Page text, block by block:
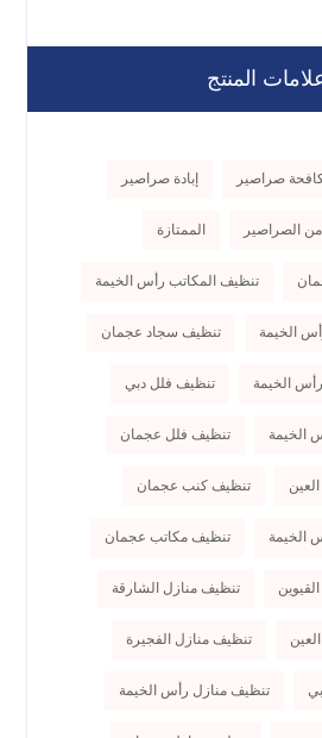
المنتج
صراصير إبادة صراصير
الصراصير الممتازة
تنظيف المكاتب رأس الخيمة
الخيمة تنظيف سجاد عجمان
الخيمة تنظيف فلل دبي
الخيمة تنظيف فلل عجمان
تنظيف كنب عجمان
الخيمة تنظيف مكاتب عجمان
تنظيف منازل الشارقة
تنظيف منازل الفجيرة
تنظيف منازل رأس الخيمة